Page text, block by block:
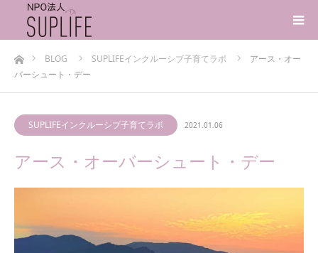
ホームBLOG SUPLIFEインクルーシブ子育てラボ
アース・オー
バーシュート・デー
SUPLIFEインクルーシブ子育てラボ 2021.01.06
アース・オーバーシュート・デー